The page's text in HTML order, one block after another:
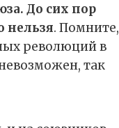
До сих пор
нельзя. Помните,
революций в
так